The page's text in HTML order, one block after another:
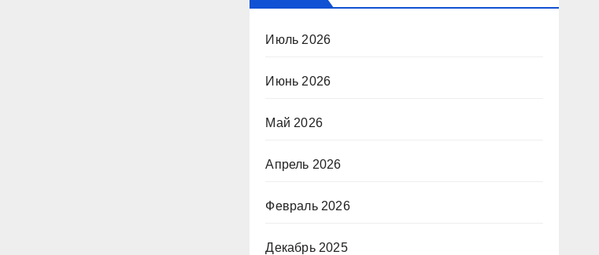
Июль 2026
Июнь 2026
Май 2026
Апрель 2026
Февраль 2026
Декабрь 2025